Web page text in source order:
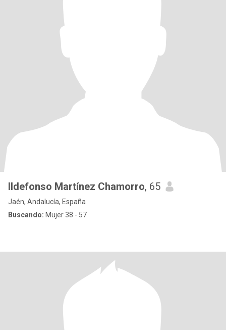
Ildefonso Martínez Chamorro, 65
Jaén, Andalucía, España
Buscando: Mujer 38 - 57